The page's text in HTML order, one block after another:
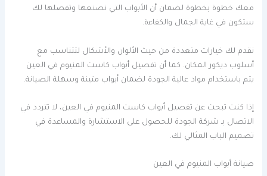
معك خطوة بخطوة لضمان أن الأبواب التي نصنعها وتفصلها لك
ستكون في غاية الجمال والكفاءة.
نقدم لك خيارات متعددة من حيث الألوان والأشكال لتتناسب مع
أسلوب ديكور المكان. كما أن تفصيل أبواب كاست المنيوم في العين
يتم باستخدام مواد عالية الجودة لضمان أبواب متينة وسهلة الصيانة.
إذا كنت تبحث عن تفصيل أبواب كاست المنيوم في العين، لا تتردد في
الاتصال بـ شركة الجودة للحصول على الاستشارة والمساعدة في
تصميم الباب المثالي لك.
صيانة أبواب المنيوم في العين